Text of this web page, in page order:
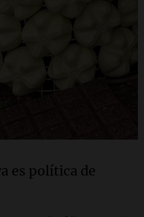
es política de